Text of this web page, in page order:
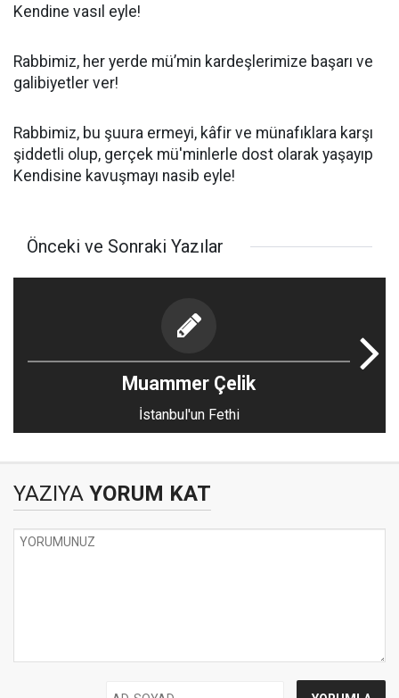
Kendine vasıl eyle!
Rabbimiz, her yerde mü’min kardeşlerimize başarı ve
galibiyetler ver!
Rabbimiz, bu şuura ermeyi, kâfir ve münafıklara karşı
şiddetli olup, gerçek mü'minlerle dost olarak yaşayıp
Kendisine kavuşmayı nasib eyle!
Önceki ve Sonraki Yazılar
Muammer Çelik
İstanbul'un Fethi
YAZIYA YORUM KAT